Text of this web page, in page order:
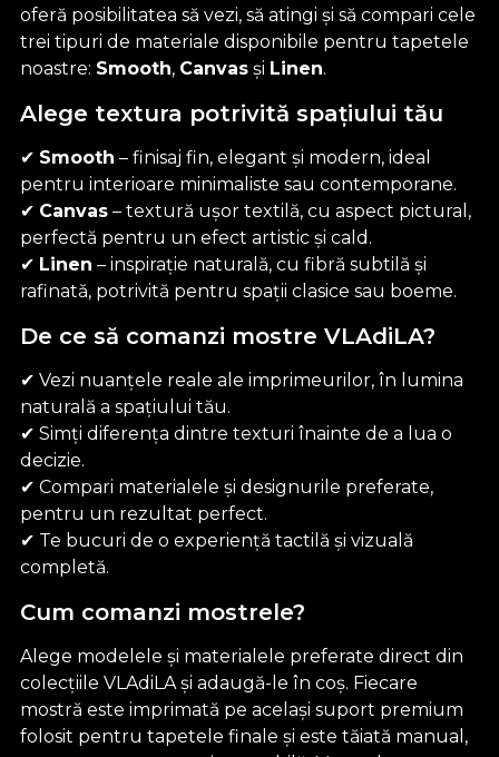
oferă posibilitatea să vezi, să atingi și să compari cele
trei tipuri de materiale disponibile pentru tapetele
noastre: Smooth, Canvas și Linen.
Alege textura potrivită spațiului tău
✔ Smooth – finisaj fin, elegant și modern, ideal
pentru interioare minimaliste sau contemporane.
✔ Canvas – textură ușor textilă, cu aspect pictural,
perfectă pentru un efect artistic și cald.
✔ Linen – inspirație naturală, cu fibră subtilă și
rafinată, potrivită pentru spații clasice sau boeme.
De ce să comanzi mostre VLAdiLA?
✔ Vezi nuanțele reale ale imprimeurilor, în lumina
naturală a spațiului tău.
✔ Simți diferența dintre texturi înainte de a lua o
decizie.
✔ Compari materialele și designurile preferate,
pentru un rezultat perfect.
✔ Te bucuri de o experiență tactilă și vizuală
completă.
Cum comanzi mostrele?
Alege modelele și materialele preferate direct din
colecțiile VLAdiLA și adaugă-le în coș. Fiecare
mostră este imprimată pe același suport premium
folosit pentru tapetele finale și este tăiată manual,